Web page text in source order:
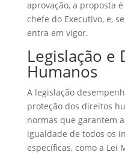
aprovação, a proposta
chefe do Executivo, e,
entra em vigor.
Legislação e
Humanos
A legislação
proteção dos direitos
normas que garantem
igualdade de todos os
específicas, como a Lei